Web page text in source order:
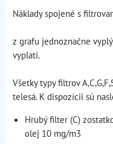
Náklady spojené s
z grafu jednoznačne
vyplatí.
Všetky typy filtrov
telesá. K dispozícii sú
Hrubý filter (C)
olej 10 mg/m3